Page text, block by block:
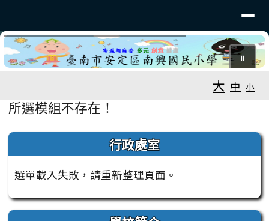
⏸
大 中 小
主內容區域
所選模組不存在！
左邊區域內容 行政處室
選單載入失敗，請重新整理頁面。
頁尾區域